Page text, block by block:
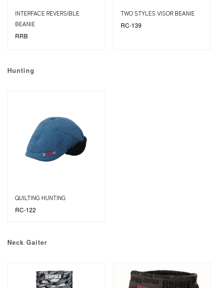
INTERFACE REVERSIBLE
BEANIE
RRB
TWO STYLES VISOR BEANIE
RC-139
Hunting
QUILTING HUNTING
RC-122
Neck Gaiter